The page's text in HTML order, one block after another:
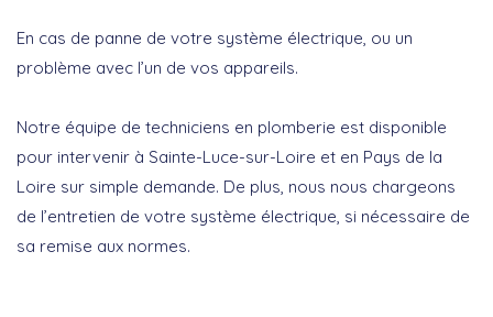
En cas de panne de votre système électrique, ou un
problème avec l’un de vos appareils.
Notre équipe de techniciens en plomberie est disponible
pour intervenir à Sainte-Luce-sur-Loire et en Pays de la
Loire sur simple demande. De plus, nous nous chargeons
de l’entretien de votre système électrique, si nécessaire de
sa remise aux normes.